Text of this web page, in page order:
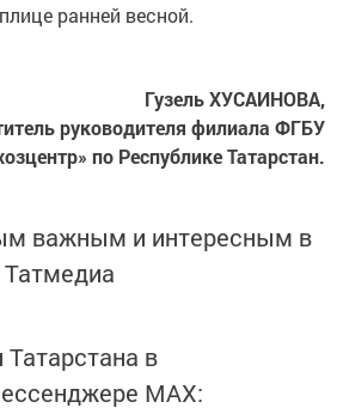
ранней весной.
Гузель ХУСАИНОВА,
руководителя филиала ФГБУ
по Республике Татарстан.
важным и интересным в
Татмедиа
Татарстана в
MАХ: